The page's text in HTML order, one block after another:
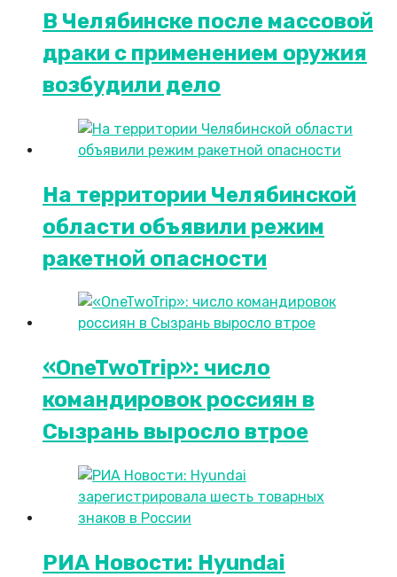
В Челябинске после массовой
драки с применением оружия
возбудили дело
На территории Челябинской
области объявили режим
ракетной опасности
«OneTwoTrip»: число
командировок россиян в
Сызрань выросло втрое
РИА Новости: Hyundai